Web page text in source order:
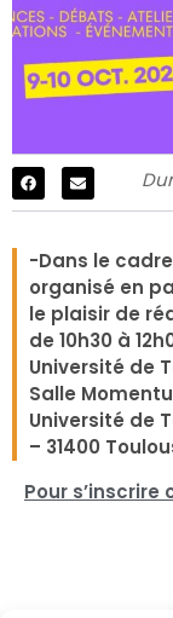
-Dans le
organisé en
le plaisir de
de 10h30 à
Université de
Salle
Université de
– 31400
Pour s’inscrire